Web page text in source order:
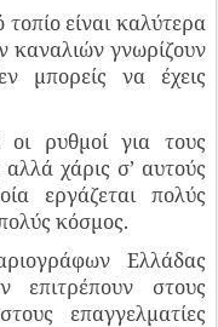
είναι καλύτερα
καναλιών γνωρίζουν
μπορείς να έχεις
οι ρυθμοί για τους
χάρις σ’ αυτούς
εργάζεται πολύς
κόσμος.
Ελλάδας
επιτρέπουν στους
επαγγελματίες